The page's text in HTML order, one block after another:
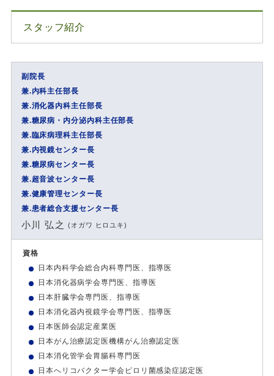
スタッフ紹介
副院長
兼.内科主任部長
兼.消化器内科主任部長
兼.糖尿病・内分泌内科主任部長
兼.臨床病理科主任部長
兼.内視鏡センター長
兼.糖尿病センター長
兼.超音波センター長
兼.健康管理センター長
兼.患者総合支援センター長
小川 弘之 (オガワ ヒロユキ)
資格
日本内科学会総合内科専門医、指導医
日本消化器病学会専門医、指導医
日本肝臓学会専門医、指導医
日本消化器内視鏡学会専門医、指導医
日本医師会認定産業医
日本がん治療認定医機構がん治療認定医
日本消化管学会胃腸科専門医
日本へリコバクター学会ピロリ菌感染症認定医